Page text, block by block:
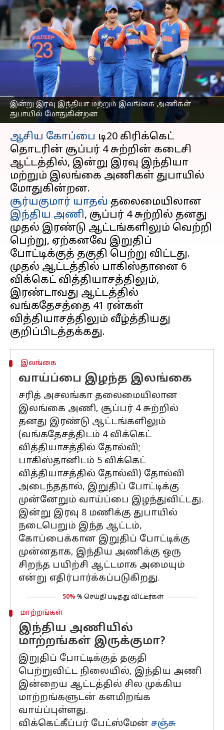
இன்று இரவு இந்தியா மற்றும் இலங்கை அணிகள்
துபாயில் மோதுகின்றன
ஆசிய கோப்பை: இன்று
இந்தியா - இலங்கை
மோதல்; இறுதிப்
போட்டிக்கான பயிற்சியில்
இந்திய அணி
எழுதியவர் Venkatalakshmi V Sep 26, 2025 09:54 am
செய்தி முன்னோட்டம்
ஆசிய கோப்பை டி20 கிரிக்கெட்
தொடரின் சூப்பர் 4 சுற்றின் கடைசி
ஆட்டத்தில், இன்று இரவு இந்தியா
மற்றும் இலங்கை அணிகள் துபாயில்
சூர்யகுமார் யாதவ் தலைமையிலான
இந்திய அணி, சூப்பர் 4 சுற்றில் தனது
முதல் இரண்டு ஆட்டங்களிலும் வெற்றி
பெற்று, ஏற்கனவே இறுதிப்
போட்டிக்குத் தகுதி பெற்று விட்டது.
முதல் ஆட்டத்தில் பாகிஸ்தானை 6
விக்கெட் வித்தியாசத்திலும்,
இரண்டாவது ஆட்டத்தில்
வங்கதேசத்தை 41 ரன்கள்
வித்தியாசத்திலும் வீழ்த்தியது
இலங்கை
வாய்ப்பை இழந்த இலங்கை
சரித் அசலங்கா தலைமையிலான
இலங்கை அணி, சூப்பர் 4 சுற்றில்
தனது இரண்டு ஆட்டங்களிலும்
(வங்கதேசத்திடம் 4 விக்கெட்
வித்தியாசத்தில் தோல்வி;
பாகிஸ்தானிடம் 5 விக்கெட்
வித்தியாசத்தில் தோல்வி) தோல்வி
அடைந்ததால், இறுதிப் போட்டிக்கு
முன்னேறும் வாய்ப்பை இழந்துவிட்டது.
இன்று இரவு 8 மணிக்கு துபாயில்
நடைபெறும் இந்த ஆட்டம்,
கோப்பைக்கான இறுதிப் போட்டிக்கு
முன்னதாக, இந்திய அணிக்கு ஒரு
சிறந்த பயிற்சி ஆட்டமாக அமையும்
என்று எதிர்பார்க்கப்படுகிறது.
50% % செய்தி படித்து விட்டீர்கள்
மாற்றங்கள்
இந்திய அணியில்
மாற்றங்கள் இருக்குமா?
இறுதிப் போட்டிக்குத் தகுதி
பெற்றுவிட்ட நிலையில், இந்திய அணி
இன்றைய ஆட்டத்தில் சில முக்கிய
மாற்றங்களுடன் களமிறங்க
வாய்ப்புள்ளது.
விக்கெட்கீப்பர் பேட்ஸ்மேன் சஞ்சு